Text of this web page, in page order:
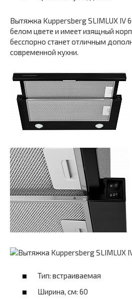
Вытяжка Kuppersberg SLIMLUX IV
белом цвете и имеет изящный
бесспорно станет отличным
современной кухни.
Тип: встраиваемая
Ширина, см: 60